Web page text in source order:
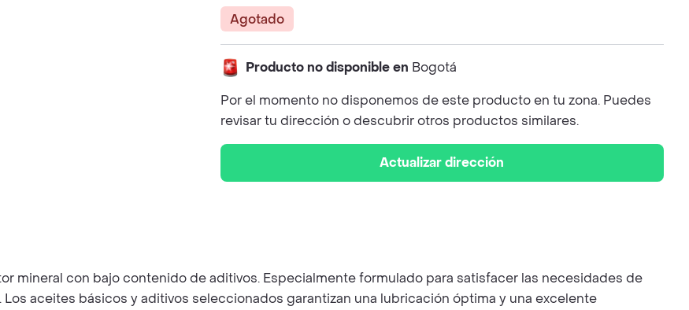
Agotado
Producto no disponible en Bogotá
Por el momento no disponemos de este producto en tu zona. Puedes
revisar tu dirección o descubrir otros productos similares.
Actualizar dirección
mineral con bajo contenido de aditivos. Especialmente formulado para satisfacer las necesidades de
aceites básicos y aditivos seleccionados garantizan una lubricación óptima y una excelente